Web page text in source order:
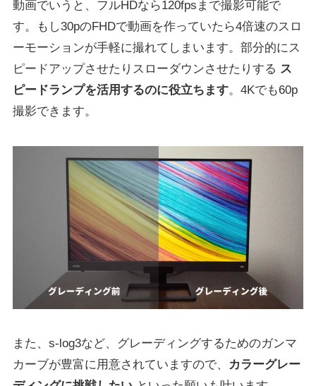
動画でいうと、フルHDなら120fpsまで撮影可能で
す。もし30pのFHDで動画を作っていたら4倍速のスロ
ーモーションが手軽に撮れてしまいます。部分的にス
ピードアップさせたりスローダウンさせたりする ス
ピードランプを活用するのに役立ちます。4Kでも60p
撮影できます。
また、s-log3など、グレーディングするためのガンマ
カーブが豊富に用意されていますので、
カラーグレー